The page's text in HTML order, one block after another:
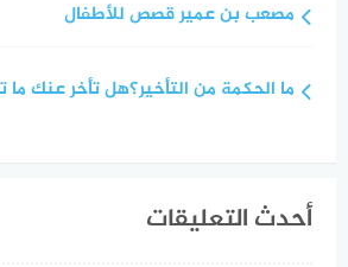
مصعب بن عمير قصص للأطفال
ما الحكمة من التأخير؟هل تأخر عنك ما
أحدث التعليقات